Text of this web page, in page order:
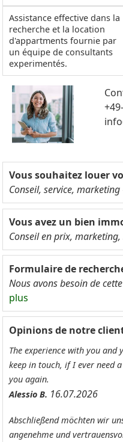
Assistance effective dans la
recherche et la location
d'appartments fournie par
un équipe de consultants
experimentés.
Vous souhaitez louer
Conseil, service, marketing
Vous avez un bien
Conseil en prix, marketing,
Formulaire de
Nous avons besoin de
plus
Opinions de notre
The experience with you and
keep in touch, if I ever need
you again.
Alessio B. 16.07.2026
Abschließend möchten wir
angenehme und